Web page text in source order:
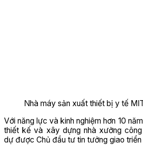
Nhà máy sản xuất thiết bị y tế
Với năng lực và kinh nghiệm hơn 10
thiết kế và xây dựng nhà xưởng
dự được Chủ đầu tư tin tưởng giao triển